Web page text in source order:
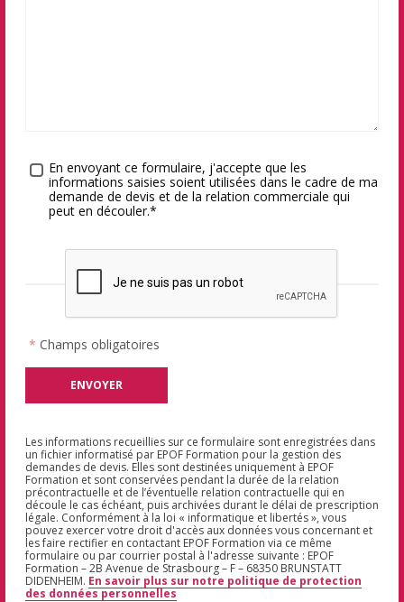
Traitement des données *
En envoyant ce formulaire, j'accepte que les
informations saisies soient utilisées dans le cadre de ma
demande de devis et de la relation commerciale qui
peut en découler.*
* Champs obligatoires
Les informations recueillies sur ce formulaire sont enregistrées dans
un fichier informatisé par EPOF Formation pour la gestion des
demandes de devis. Elles sont destinées uniquement à EPOF
Formation et sont conservées pendant la durée de la relation
précontractuelle et de l’éventuelle relation contractuelle qui en
découle le cas échéant, puis archivées durant le délai de prescription
légale. Conformément à la loi « informatique et libertés », vous
pouvez exercer votre droit d'accès aux données vous concernant et
les faire rectifier en contactant EPOF Formation via ce même
formulaire ou par courrier postal à l'adresse suivante : EPOF
Formation – 2B Avenue de Strasbourg – F – 68350 BRUNSTATT
DIDENHEIM. En savoir plus sur notre politique de protection
des données personnelles